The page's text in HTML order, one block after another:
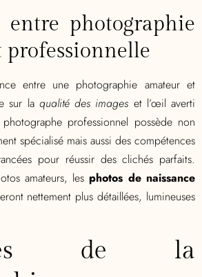
entre photographie
professionnelle
entre une photographie amateur et
sur la qualité des images et l’œil averti
professionnel possède non
spécialisé mais aussi des compétences
pour réussir des clichés parfaits.
amateurs, les photos de naissance
nettement plus détaillées, lumineuses
de la